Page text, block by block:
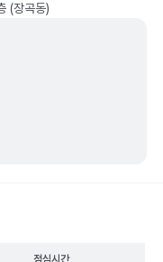
(장곡동)
점심시간